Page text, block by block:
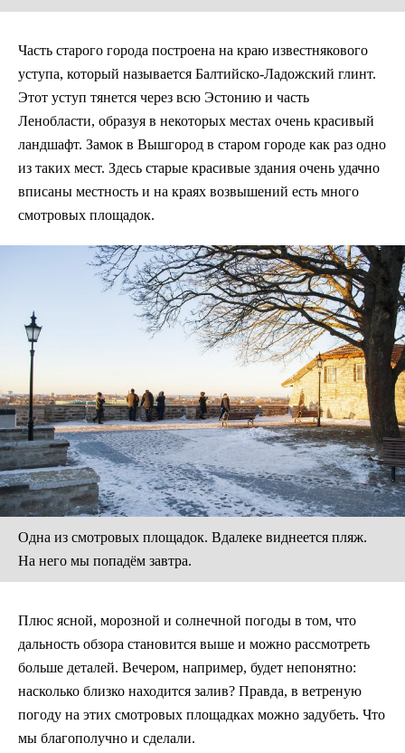
Часть старого города построена на краю известнякового
уступа, который называется Балтийско-Ладожский глинт.
Этот уступ тянется через всю Эстонию и часть
Ленобласти, образуя в некоторых местах очень красивый
ландшафт. Замок в Вышгород в старом городе как раз одно
из таких мест. Здесь старые красивые здания очень удачно
вписаны местность и на краях возвышений есть много
смотровых площадок.
Одна из смотровых площадок. Вдалеке виднеется пляж.
На него мы попадём завтра.
Плюс ясной, морозной и солнечной погоды в том, что
дальность обзора становится выше и можно рассмотреть
больше деталей. Вечером, например, будет непонятно:
насколько близко находится залив? Правда, в ветреную
погоду на этих смотровых площадках можно задубеть. Что
мы благополучно и сделали.